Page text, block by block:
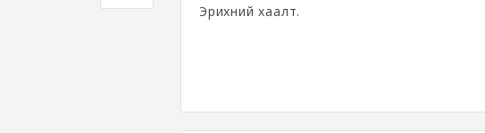
Эрихний хаалт.